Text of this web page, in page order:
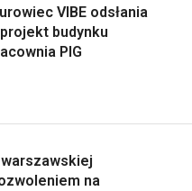
VIBE odsłania
budynku
PIG
na